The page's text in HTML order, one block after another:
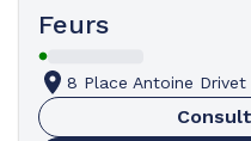
Feurs
8 Place Antoine Drivet